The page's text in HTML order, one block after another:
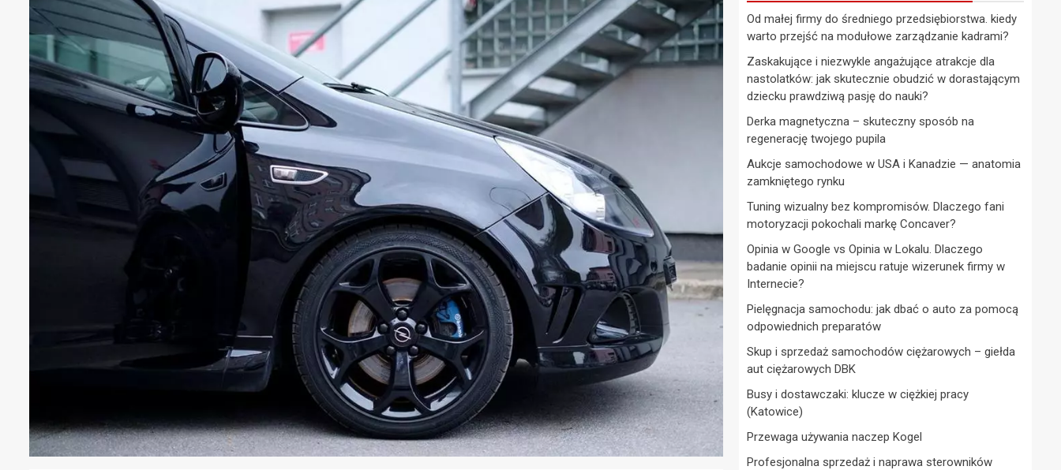
Od małej firmy do średniego przedsiębiorstwa. kiedy
warto przejść na modułowe zarządzanie kadrami?
Zaskakujące i niezwykle angażujące atrakcje dla
nastolatków: jak skutecznie obudzić w dorastającym
dziecku prawdziwą pasję do nauki?
Derka magnetyczna – skuteczny sposób na
regenerację twojego pupila
Aukcje samochodowe w USA i Kanadzie — anatomia
zamkniętego rynku
Tuning wizualny bez kompromisów. Dlaczego fani
motoryzacji pokochali markę Concaver?
Opinia w Google vs Opinia w Lokalu. Dlaczego
badanie opinii na miejscu ratuje wizerunek firmy w
Internecie?
Pielęgnacja samochodu: jak dbać o auto za pomocą
odpowiednich preparatów
Skup i sprzedaż samochodów ciężarowych – giełda
aut ciężarowych DBK
Busy i dostawczaki: klucze w ciężkiej pracy
(Katowice)
Przewaga używania naczep Kogel
Profesjonalna sprzedaż i naprawa sterowników